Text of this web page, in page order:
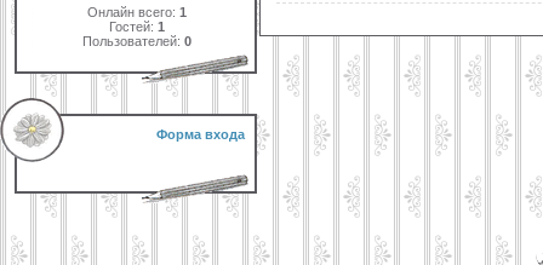
Онлайн всего:1
Гостей:1
Пользователей:0
Форма входа